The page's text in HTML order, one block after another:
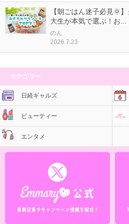
【朝ごはん迷子必見🌞
大生が本気で選ぶ！お...
のん
2026.7.23
カテゴリー
日経ギャルズ
ビューティー
エンタメ